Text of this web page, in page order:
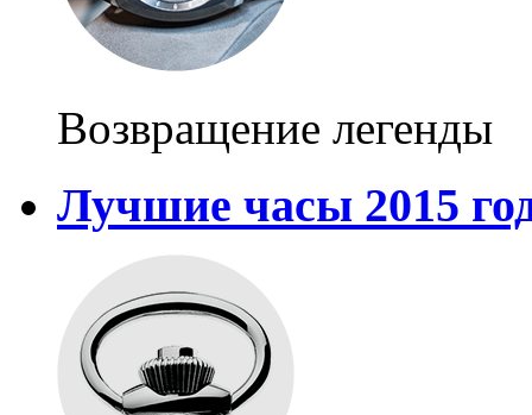
Возвращение легенды
Лучшие часы 2015